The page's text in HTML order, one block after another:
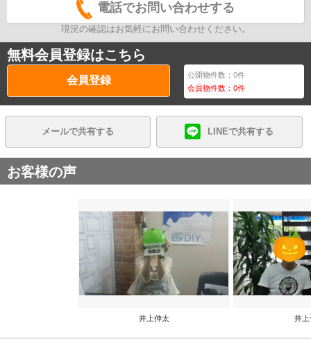
電話でお問い合わせする
現況の確認はお気軽にお問い合わせください。
無料会員登録はこちら
会員登録 公開物件数：0件
会員物件数：0件
メールで共有する LINEで共有する
お客様の声
井上伸太 井上